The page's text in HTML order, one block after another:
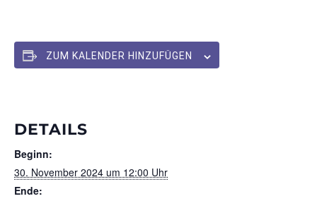
ZUM KALENDER HINZUFÜGEN
DETAILS
Beginn:
30. November 2024 um 12:00 Uhr
Ende: